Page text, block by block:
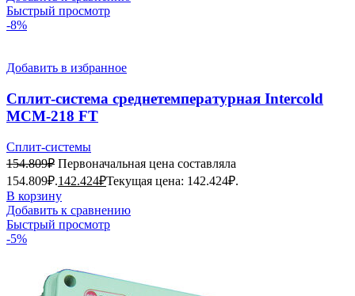
Быстрый просмотр
-8%
Добавить в избранное
Сплит-система среднетемпературная Intercold
MCM-218 FT
Сплит-системы
154.809₽ Первоначальная цена составляла
154.809₽.142.424₽Текущая цена: 142.424₽.
В корзину
Добавить к сравнению
Быстрый просмотр
-5%